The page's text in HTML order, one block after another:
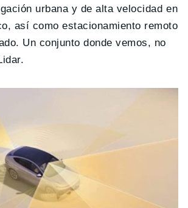
urbana y de alta velocidad en
así como estacionamiento remoto
Un conjunto donde vemos, no